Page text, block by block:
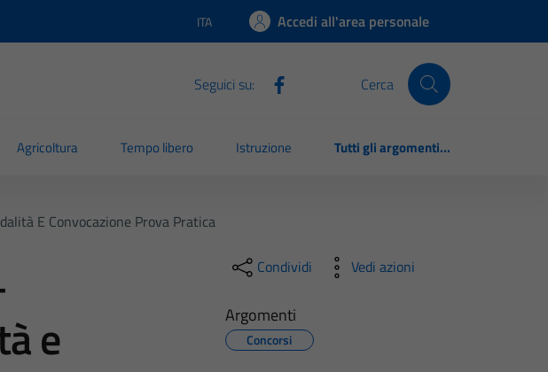
Lingua attiva:
ITA Accedi all'area personale
Seguici su: Cerca
Agricoltura Tempo libero Istruzione Tutti gli argomenti...
E Convocazione Prova Pratica
e
Condividi Vedi azioni
Argomenti
Concorsi